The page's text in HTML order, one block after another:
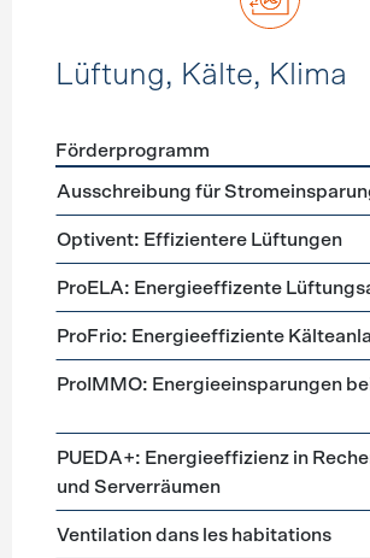
Lüftung, Kälte, Klima
Förderprogramme Lüftung, Kälte,
Förderprogramm
Ausschreibung für
Optivent: Effizientere Lüftungen
ProELA: Energieeffizente
ProFrio: Energieeffiziente
ProIMMO: Energieeinsparungen
PUEDA+: Energieeffizienz in
und Serverräumen
Ventilation dans les habitations